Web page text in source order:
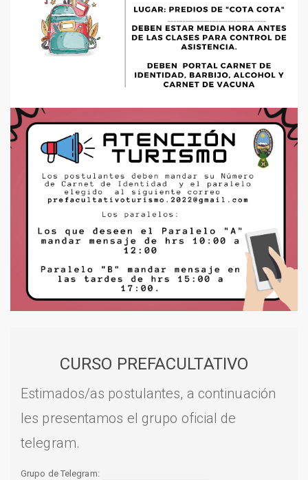
CURSO PREFACULTATIVO
Estimados/as postulantes, a continuación
les presentamos el grupo oficial de
telegram.
Grupo de Telegram: